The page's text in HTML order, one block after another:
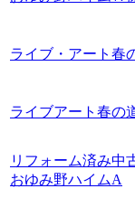
ライブ・アート春
ライブアート春の
リフォーム済み中
おゆみ野ハイムA